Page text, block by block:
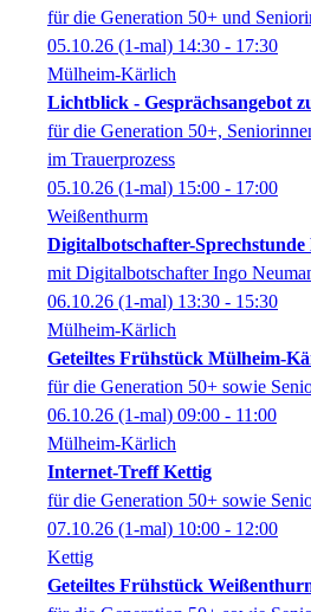
für die Generation 50+ und
05.10.26 (1-mal) 14:30 - 17:30
Mülheim-Kärlich
Lichtblick - Gesprächsangebot
für die Generation 50+,
im Trauerprozess
05.10.26 (1-mal) 15:00 - 17:00
Weißenthurm
Digitalbotschafter-
mit Digitalbotschafter Ingo
06.10.26 (1-mal) 13:30 - 15:30
Mülheim-Kärlich
Geteiltes Frühstück Mülheim-
für die Generation 50+ sowie
06.10.26 (1-mal) 09:00 - 11:00
Mülheim-Kärlich
Internet-Treff Kettig
für die Generation 50+ sowie
07.10.26 (1-mal) 10:00 - 12:00
Kettig
Geteiltes Frühstück